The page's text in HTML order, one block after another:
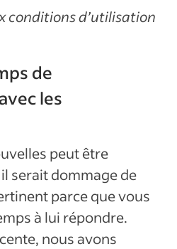
conditions d’utilisation
de
les
peut être
serait dommage de
parce que vous
à lui répondre.
nous avons